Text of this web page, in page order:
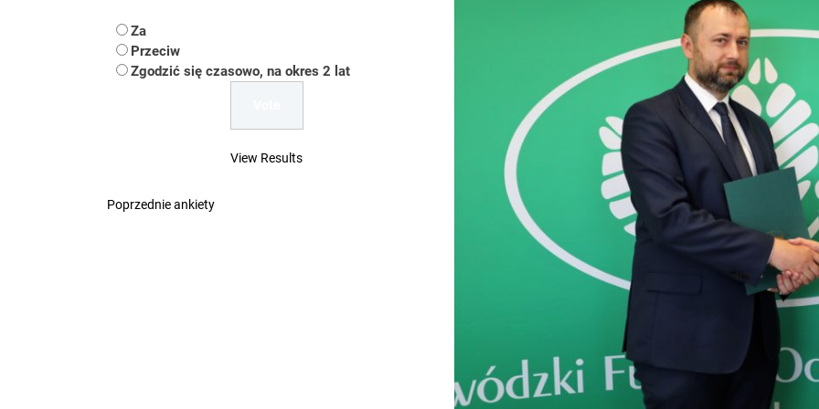
Uwaga Dębieńsko – woda nieprzydatna do spożycia!!!
Ilu mieszkańców ma Rybnik?
Dość komentowania kolejnych afer w ochronie zdrowia — czas zacząć mówić o
Za
Przeciw
Zgodzić się czasowo, na okres 2 lat
View Results
Poprzednie ankiety